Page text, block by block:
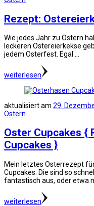
Rezept:
Wie jedes Jahr zu Ostern
leckeren Ostereierkekse
jedem Osterfest. Egal …
weiterlesen
aktualisiert am 29.
Ostern
Oster Cupcakes {
Cupcakes }
Mein letztes Osterrezept
Cupcakes. Die sind so
fantastisch aus, oder etwa
weiterlesen